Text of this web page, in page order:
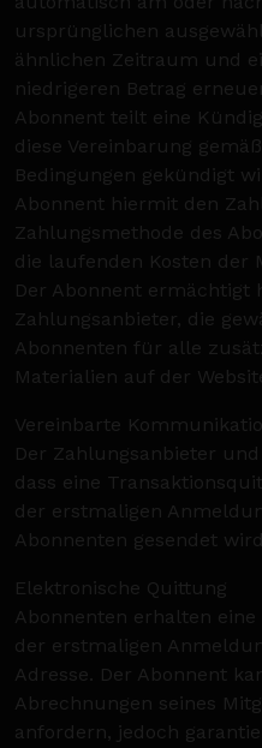
ursprünglichen
ähnlichen Zeitraum und
niedrigeren Betrag
Abonnent teilt eine
diese Vereinbarung
Bedingungen gekündigt
Abonnent hiermit den
Zahlungsmethode des
die laufenden Kosten der
Der Abonnent ermächtigt
Zahlungsanbieter, die
Abonnenten für alle
Materialien auf der
Vereinbarte
Der Zahlungsanbieter
dass eine
der erstmaligen
Abonnenten gesendet wird.
Elektronische Quittung
Abonnenten erhalten
der erstmaligen
Adresse. Der Abonnent
Abrechnungen seines
anfordern, jedoch